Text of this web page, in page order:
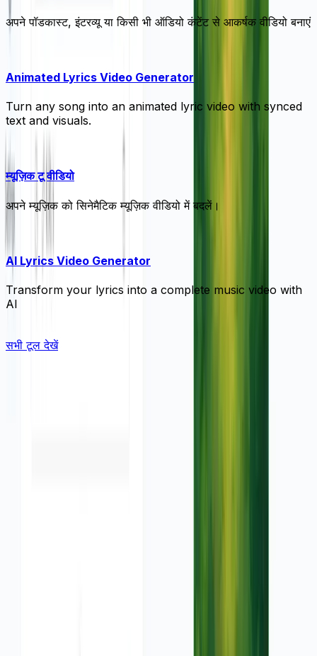
अपने पॉडकास्ट, इंटरव्यू या किसी भी ऑडियो कंटेंट से आकर्षक वीडियो बनाएं
Animated Lyrics Video Generator
Turn any song into an animated lyric video with synced
text and visuals.
म्यूज़िक टू वीडियो
अपने म्यूज़िक को सिनेमैटिक म्यूज़िक वीडियो में बदलें।
AI Lyrics Video Generator
Transform your lyrics into a complete music video with
AI
सभी टूल देखें